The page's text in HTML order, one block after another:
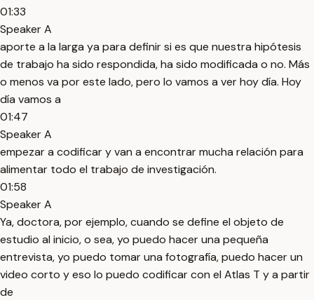
01:33
Speaker A
aporte a la larga ya para definir si es que nuestra hipótesis
de trabajo ha sido respondida, ha sido modificada o no. Más
o menos va por este lado, pero lo vamos a ver hoy día. Hoy
día vamos a
01:47
Speaker A
empezar a codificar y van a encontrar mucha relación para
alimentar todo el trabajo de investigación.
01:58
Speaker A
Ya, doctora, por ejemplo, cuando se define el objeto de
estudio al inicio, o sea, yo puedo hacer una pequeña
entrevista, yo puedo tomar una fotografía, puedo hacer un
video corto y eso lo puedo codificar con el Atlas T y a partir
de